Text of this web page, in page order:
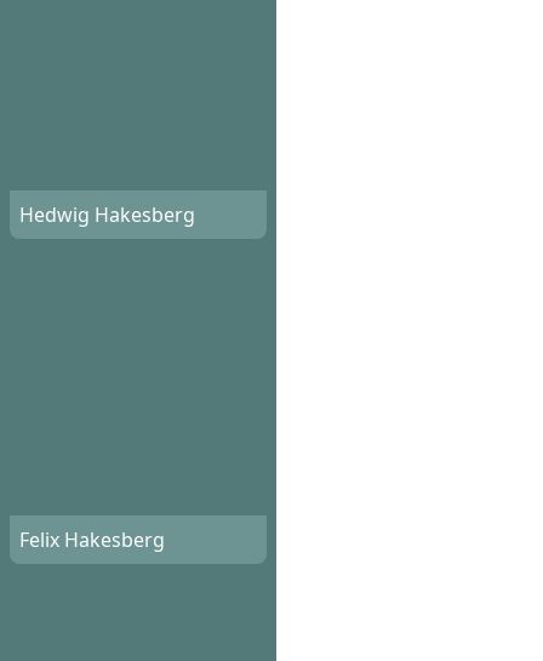
Hedwig Hakesberg
Felix Hakesberg